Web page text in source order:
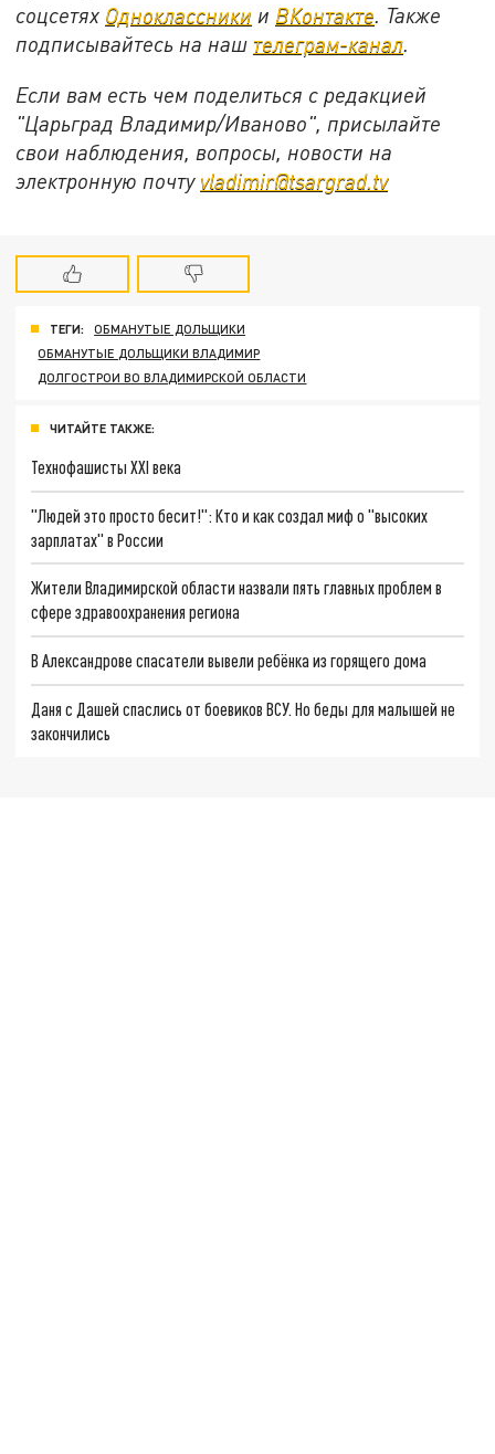
соцсетях Одноклассники и ВКонтакте. Также
подписывайтесь на наш телеграм-канал.
Если вам есть чем поделиться с редакцией
"Царьград Владимир/Иваново", присылайте
свои наблюдения, вопросы, новости на
электронную почту vladimir@tsargrad.tv
ТЕГИ:
ОБМАНУТЫЕ ДОЛЬЩИКИ
ОБМАНУТЫЕ ДОЛЬЩИКИ ВЛАДИМИР
ДОЛГОСТРОИ ВО ВЛАДИМИРСКОЙ ОБЛАСТИ
ЧИТАЙТЕ ТАКЖЕ:
Технофашисты XXI века
"Людей это просто бесит!": Кто и как создал миф о "высоких
зарплатах" в России
Жители Владимирской области назвали пять главных проблем в
сфере здравоохранения региона
В Александрове спасатели вывели ребёнка из горящего дома
Даня с Дашей спаслись от боевиков ВСУ. Но беды для малышей не
закончились